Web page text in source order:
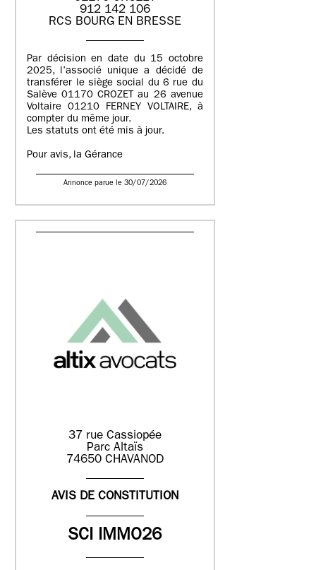
912 142 106
RCS BOURG EN BRESSE
Par décision en date du 15 octobre
2025, l’associé unique a décidé de
transférer le siège social du 6 rue du
Salève 01170 CROZET au 26 avenue
Voltaire 01210 FERNEY VOLTAIRE, à
compter du même jour.
Les statuts ont été mis à jour.
Pour avis, la Gérance
Annonce parue le 30/07/2026
37 rue Cassiopée
Parc Altaïs
74650 CHAVANOD
AVIS DE CONSTITUTION
SCI IMMO26